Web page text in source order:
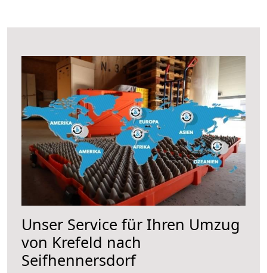
Unser Service für Ihren Umzug
von Krefeld nach
Seifhennersdorf